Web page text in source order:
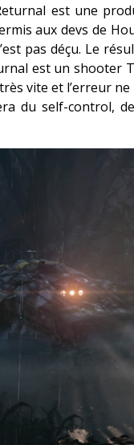
est une
aux devs de
pas déçu. Le
est un shooter
vite et l’erreur
du self-control,
UNE
»